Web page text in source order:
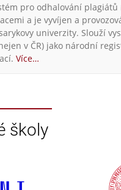
pro odhalování plagiátů
a je vyvíjen a
univerzity. Slouží
v ČR) jako národní
Více…
školy